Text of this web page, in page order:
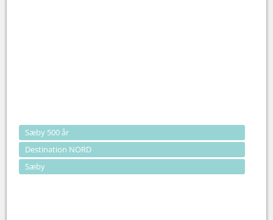
Sæby 500 år
Destination NORD
Sæby